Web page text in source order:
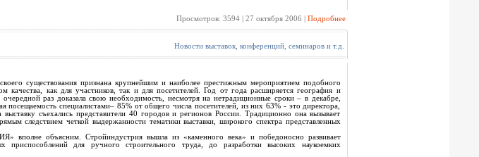
Просмотров: 3594 | 27 октября 2006 | Подробнее
Новости выставок, конференций, семинаров и т.д.
существования признана крупнейшим и наиболее престижным мероприятием подобного
качества, как для участников, так и для посетителей. Год от года расширяется география и
раз доказала свою необходимость, несмотря на нетрадиционные сроки – в декабре,
специалистами– 85% от общего числа посетителей, из них 63% - это директора,
выставку съехались представители 40 городов и регионов России. Традиционно она вызывает
следствием четкой выдержанности тематики выставки, широкого спектра представленных
объясним. Стройиндустрия вышла из «каменного века» и победоносно развивает
для ручного строительного труда, до разработки высоких наукоемких